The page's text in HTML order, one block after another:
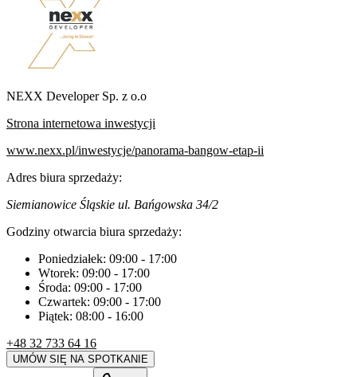
NEXX Developer Sp. z o.o
Strona internetowa inwestycji
www.nexx.pl/inwestycje/panorama-bangow-etap-ii
Adres biura sprzedaży:
Siemianowice Śląskie ul. Bańgowska 34/2
Godziny otwarcia biura sprzedaży:
Poniedziałek: 09:00 - 17:00
Wtorek: 09:00 - 17:00
Środa: 09:00 - 17:00
Czwartek: 09:00 - 17:00
Piątek: 08:00 - 16:00
+48 32 733 64 16
UMÓW SIĘ NA SPOTKANIE